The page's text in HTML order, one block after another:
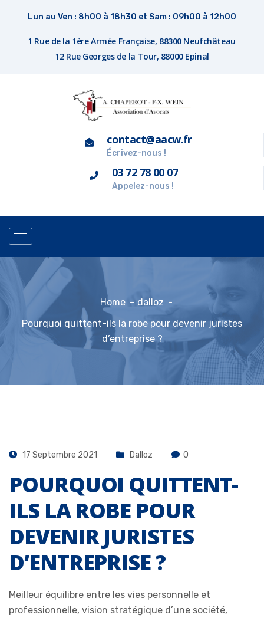
Lun au Ven : 8h00 à 18h30 et Sam : 09h00 à 12h00
1 Rue de la 1ère Armée Française, 88300 Neufchâteau
12 Rue Georges de la Tour, 88000 Epinal
contact@aacw.fr
Écrivez-nous !
03 72 78 00 07
Appelez-nous !
Home
dalloz
Pourquoi quittent-ils la robe pour devenir juristes
d’entreprise ?
17 Septembre 2021 Dalloz 0
POURQUOI QUITTENT-
ILS LA ROBE POUR
DEVENIR JURISTES
D’ENTREPRISE ?
Meilleur équilibre entre les vies personnelle et
professionnelle, vision stratégique d’une société,